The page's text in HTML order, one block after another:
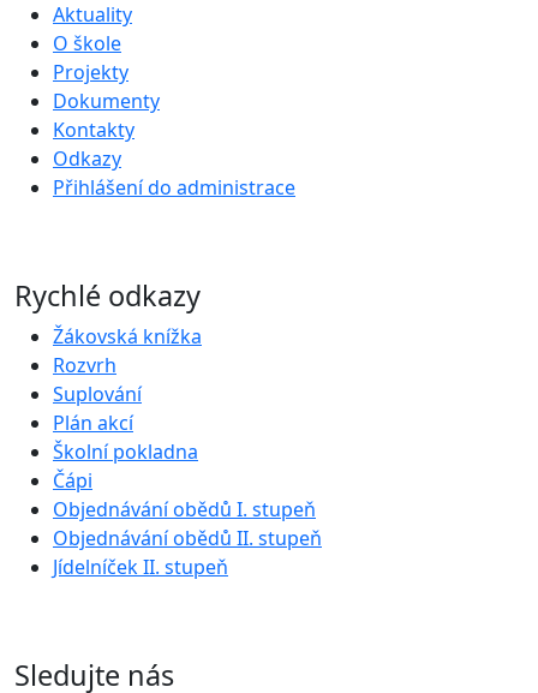
Aktuality
O škole
Projekty
Dokumenty
Kontakty
Odkazy
Přihlášení do administrace
Rychlé odkazy
Žákovská knížka
Rozvrh
Suplování
Plán akcí
Školní pokladna
Čápi
Objednávání obědů I. stupeň
Objednávání obědů II. stupeň
Jídelníček II. stupeň
Sledujte nás